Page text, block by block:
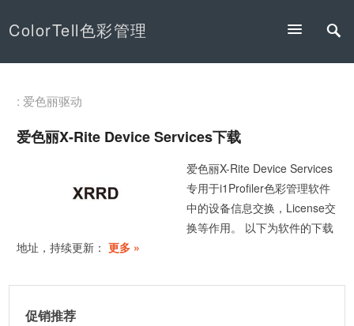
ColorTell色彩管理
: 爱色丽驱动
爱色丽X-Rite Device Services下载
爱色丽X-Rite Device Services
专用于i1Profiler色彩管理软件
中的设备信息交换，License交
换等作用。 以下为软件的下载
地址，持续更新： 更多 »
促销推荐